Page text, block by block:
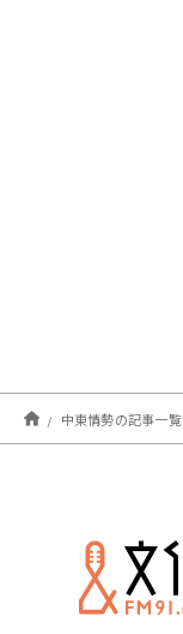
中東情勢の記事一覧